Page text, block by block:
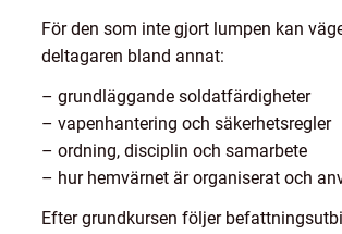
För den som inte gjort lumpen kan
deltagaren bland annat:
– grundläggande soldatfärdigheter
– vapenhantering och säkerhetsregler
– ordning, disciplin och samarbete
– hur hemvärnet är organiserat och
Efter grundkursen följer